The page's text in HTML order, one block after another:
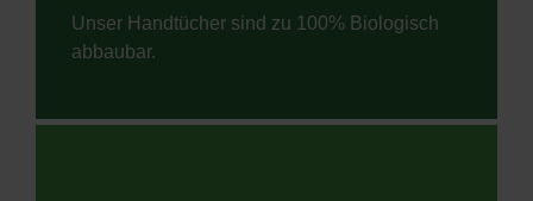
Unser Handtücher sind zu 100% Biologisch
abbaubar.